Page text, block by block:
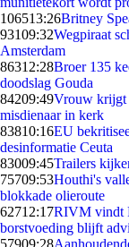
106513:26Britney
93109:32Wegpiraat
Amsterdam
86312:28Broer 135
doodslag Gouda
84209:49Vrouw krijgt
misdienaar in kerk
83810:16EU
desinformatie Ceuta
83009:45Trailers
75709:53Houthi's
blokkade olieroute
62712:17RIVM vindt
borstvoeding blijft
57909:28